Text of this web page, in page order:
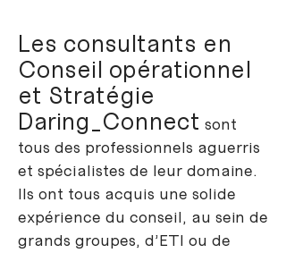
Les consultants en
Conseil opérationnel
et Stratégie
Daring_Connect sont
tous des professionnels aguerris
et spécialistes de leur domaine.
Ils ont tous acquis une solide
expérience du conseil, au sein de
grands groupes, d’ETI ou de